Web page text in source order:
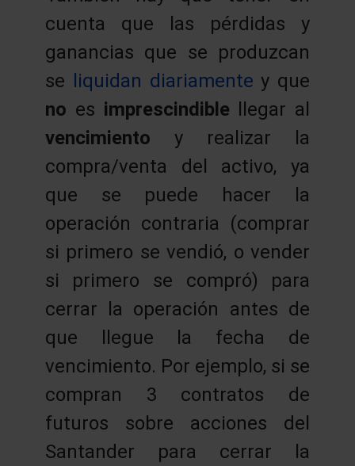
cuenta que las pérdidas y
ganancias que se produzcan
se liquidan diariamentey que
no es imprescindible llegar al
vencimiento y realizar la
compra/venta del activo, ya
que se puede hacer la
operación contraria (comprar
si primero se vendió, o vender
si primero se compró) para
cerrar la operación antes de
que llegue la fecha de
vencimiento. Por ejemplo, si se
compran 3 contratos de
futuros sobre acciones del
Santander para cerrar la